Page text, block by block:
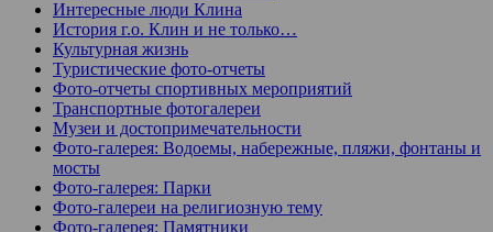
Интересные люди Клина
История г.о. Клин и не только…
Культурная жизнь
Туристические фото-отчеты
Фото-отчеты спортивных мероприятий
Транспортные фотогалереи
Музеи и достопримечательности
Фото-галерея: Водоемы, набережные, пляжи, фонтаны и
мосты
Фото-галерея: Парки
Фото-галереи на религиозную тему
Фото-галерея: Памятники